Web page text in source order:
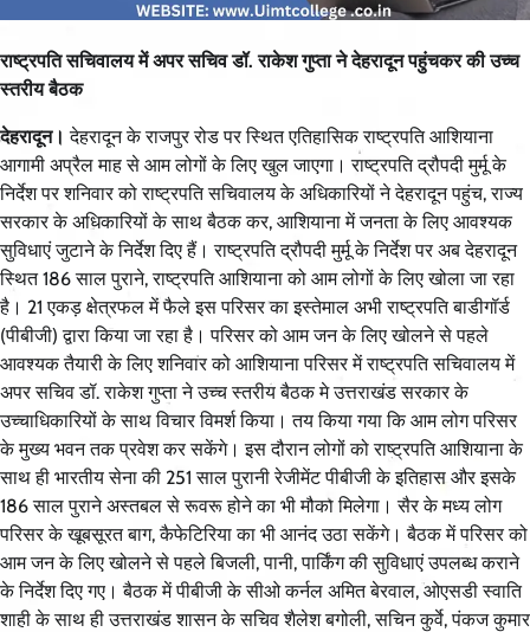
राष्ट्रपति सचिवालय में अपर सचिव डॉ. राकेश गुप्ता ने देहरादून पहुंचकर की उच्च
स्तरीय बैठक
देहरादून। देहरादून के राजपुर रोड पर स्थित एतिहासिक राष्ट्रपति आशियाना
आगामी अप्रैल माह से आम लोगों के लिए खुल जाएगा। राष्ट्रपति द्रौपदी मुर्मू के
निर्देश पर शनिवार को राष्ट्रपति सचिवालय के अधिकारियों ने देहरादून पहुंच, राज्य
सरकार के अधिकारियों के साथ बैठक कर, आशियाना में जनता के लिए आवश्यक
सुविधाएं जुटाने के निर्देश दिए हैं। राष्ट्रपति द्रौपदी मुर्मू के निर्देश पर अब देहरादून
स्थित 186 साल पुराने, राष्ट्रपति आशियाना को आम लोगों के लिए खोला जा रहा
है। 21 एकड़ क्षेत्रफल में फैले इस परिसर का इस्तेमाल अभी राष्ट्रपति बाडीगॉर्ड
(पीबीजी) द्वारा किया जा रहा है। परिसर को आम जन के लिए खोलने से पहले
आवश्यक तैयारी के लिए शनिवार को आशियाना परिसर में राष्ट्रपति सचिवालय में
अपर सचिव डॉ. राकेश गुप्ता ने उच्च स्तरीय बैठक मे उत्तराखंड सरकार के
उच्चाधिकारियों के साथ विचार विमर्श किया। तय किया गया कि आम लोग परिसर
के मुख्य भवन तक प्रवेश कर सकेंगे। इस दौरान लोगों को राष्ट्रपति आशियाना के
साथ ही भारतीय सेना की 251 साल पुरानी रेजीमेंट पीबीजी के इतिहास और इसके
186 साल पुराने अस्तबल से रूवरू होने का भी मौका मिलेगा। सैर के मध्य लोग
परिसर के खूबसूरत बाग, कैफेटिरिया का भी आनंद उठा सकेंगे। बैठक में परिसर को
आम जन के लिए खोलने से पहले बिजली, पानी, पार्किंग की सुविधाएं उपलब्ध कराने
के निर्देश दिए गए। बैठक में पीबीजी के सीओ कर्नल अमित बेरवाल, ओएसडी स्वाति
शाही के साथ ही उत्तराखंड शासन के सचिव शैलेश बगोली, सचिन कुर्वे, पंकज कुमार